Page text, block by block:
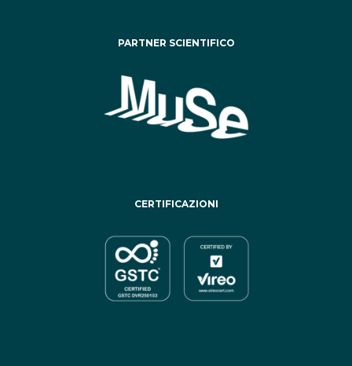
PARTNER SCIENTIFICO
CERTIFICAZIONI